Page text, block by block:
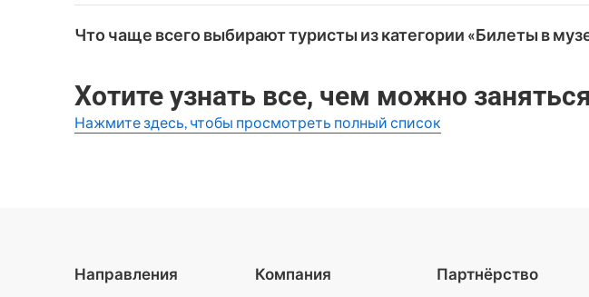
Самые высоко оцененные варианты:
Что чаще всего выбирают туристы из категории «Билеты в
Walygator Sud-Ouest: Входной билет
Хотите узнать все, чем можно
Нажмите здесь, чтобы просмотреть полный список
Направления Компания Партнёрство